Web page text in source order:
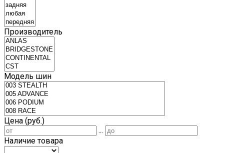
Производитель
Модель шин
Цена (руб.)
...
Наличие товара